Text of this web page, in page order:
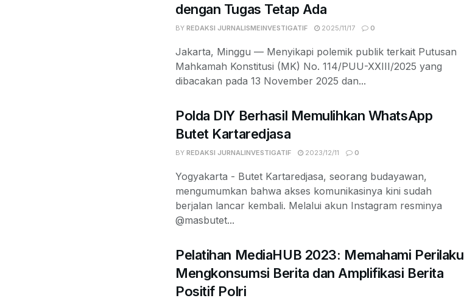
dengan Tugas Tetap Ada
BY REDAKSI JURNALISMEINVESTIGATIF 2025/11/17 0
Jakarta, Minggu — Menyikapi polemik publik terkait Putusan
Mahkamah Konstitusi (MK) No. 114/PUU-XXIII/2025 yang
dibacakan pada 13 November 2025 dan...
Polda DIY Berhasil Memulihkan WhatsApp
Butet Kartaredjasa
BY REDAKSI JURNALINVESTIGATIF 2023/12/11 0
Yogyakarta - Butet Kartaredjasa, seorang budayawan,
mengumumkan bahwa akses komunikasinya kini sudah
berjalan lancar kembali. Melalui akun Instagram resminya
@masbutet...
Pelatihan MediaHUB 2023: Memahami Perilaku
Mengkonsumsi Berita dan Amplifikasi Berita
Positif Polri